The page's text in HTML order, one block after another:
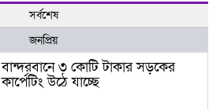
সর্বশেষ
জনপ্রিয়
বান্দরবানে ৩ কোটি টাকার সড়কের
কার্পেটিং উঠে যাচ্ছে